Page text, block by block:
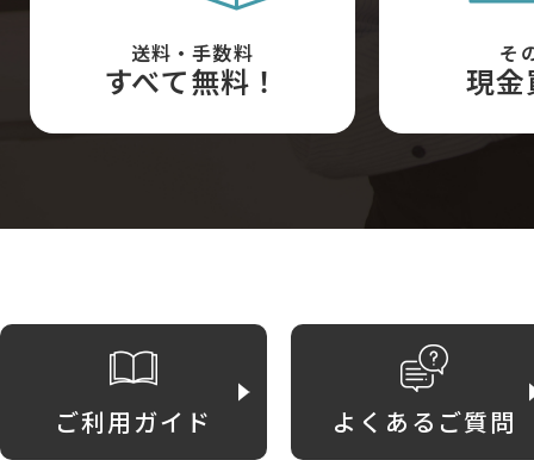
送料・手数料
すべて無料！
そ
現
ご利用ガイド よくあるご質問